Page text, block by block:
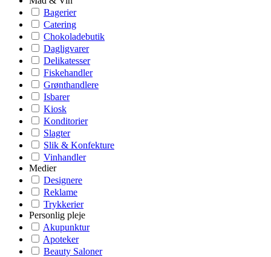
Bagerier
Catering
Chokoladebutik
Dagligvarer
Delikatesser
Fiskehandler
Grønthandlere
Isbarer
Kiosk
Konditorier
Slagter
Slik & Konfekture
Vinhandler
Medier
Designere
Reklame
Trykkerier
Personlig pleje
Akupunktur
Apoteker
Beauty Saloner